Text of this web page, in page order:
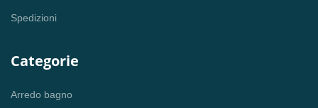
Spedizioni
Categorie
Arredo bagno